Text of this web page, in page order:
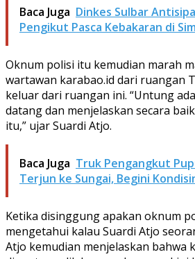
Baca Juga Dinkes Sulbar
Pengikut Pasca Kebakaran di
Oknum polisi itu kemudian marah
wartawan karabao.id dari ruangan
keluar dari ruangan ini. “Untung
datang dan menjelaskan secara
itu,” ujar Suardi Atjo.
Baca Juga Truk Pengangkut
Terjun ke Sungai, Begini
Ketika disinggung apakan oknum
mengetahui kalau Suardi Atjo
Atjo kemudian menjelaskan bahwa